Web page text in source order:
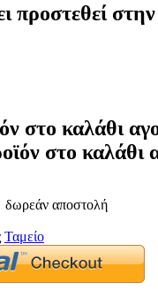
προστεθεί
στο καλάθι
στο καλάθι
δωρεάν αποστολή
Ταμείο